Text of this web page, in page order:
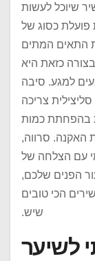
שיוכל לעשות
פועלת כסוג של
התאים המתים
כזאת היא
למגע. סיבה
צריכה
בהפחתת כמות
האקנה. סרווה,
עם הצלחה של
הפנים שלכם,
הכי טובים
שיש.
לשיער